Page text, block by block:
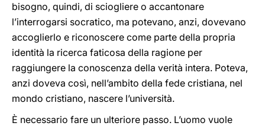
bisogno, quindi, di sciogliere o accantonare
l’interrogarsi socratico, ma potevano, anzi, dovevano
accoglierlo e riconoscere come parte della propria
identità la ricerca faticosa della ragione per
raggiungere la conoscenza della verità intera. Poteva,
anzi doveva così, nell’ambito della fede cristiana, nel
mondo cristiano, nascere l’università.
È necessario fare un ulteriore passo. L’uomo vuole